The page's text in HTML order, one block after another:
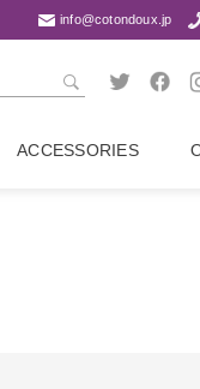
info@cotondoux.jp
ACCESSORIES